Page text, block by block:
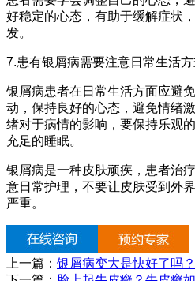
好稳定的心态，有助于缓解症状
发。
7.患有银屑病需要注意日常生活方
银屑病患者在日常生活方面应避
动，保持良好的心态，避免情绪
绪对于病情的影响，要保持乐观
充足的睡眠。
银屑病是一种皮肤顽疾，患者治
意日常护理，不要让皮肤受到外
严重。
上一篇： 银屑病变大是快好了吗？